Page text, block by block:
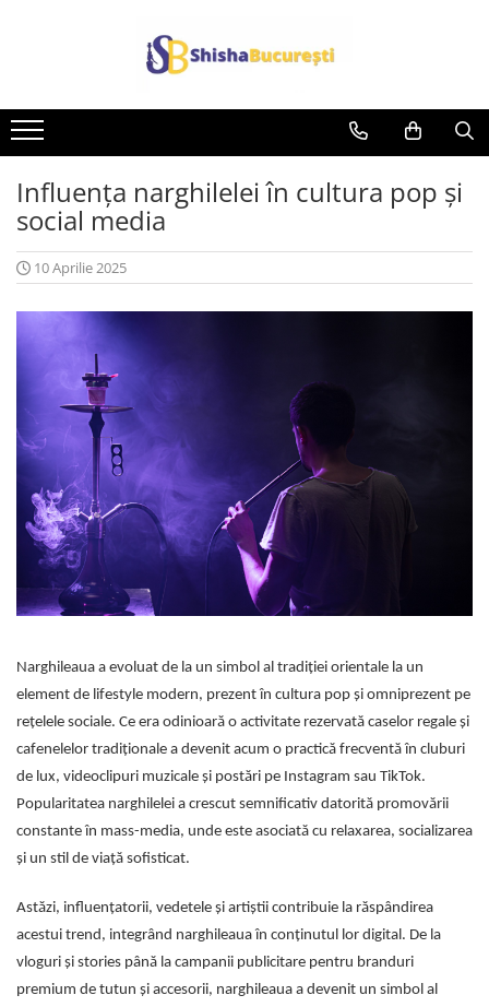
Influența narghilelei în cultura pop și
social media
10 Aprilie 2025
Narghileaua a evoluat de la un simbol al tradiției orientale la un
element de lifestyle modern, prezent în cultura pop și omniprezent pe
rețelele sociale. Ce era odinioară o activitate rezervată caselor regale și
cafenelelor tradiționale a devenit acum o practică frecventă în cluburi
de lux, videoclipuri muzicale și postări pe Instagram sau TikTok.
Popularitatea narghilelei a crescut semnificativ datorită promovării
constante în mass-media, unde este asociată cu relaxarea, socializarea
și un stil de viață sofisticat.
Astăzi, influențatorii, vedetele și artiștii contribuie la răspândirea
acestui trend, integrând narghileaua în conținutul lor digital. De la
vloguri și stories până la campanii publicitare pentru branduri
premium de tutun și accesorii, narghileaua a devenit un simbol al